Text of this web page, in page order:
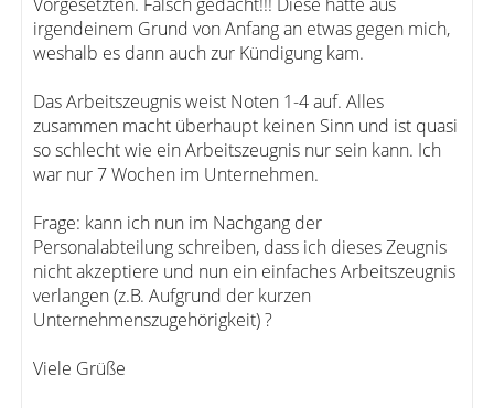
irgendeinem Grund von Anfang an etwas gegen mich,
weshalb es dann auch zur Kündigung kam.
Das Arbeitszeugnis weist Noten 1-4 auf. Alles
zusammen macht überhaupt keinen Sinn und ist quasi
so schlecht wie ein Arbeitszeugnis nur sein kann. Ich
war nur 7 Wochen im Unternehmen.
Frage: kann ich nun im Nachgang der
Personalabteilung schreiben, dass ich dieses Zeugnis
nicht akzeptiere und nun ein einfaches Arbeitszeugnis
verlangen (z.B. Aufgrund der kurzen
Unternehmenszugehörigkeit) ?
Viele Grüße